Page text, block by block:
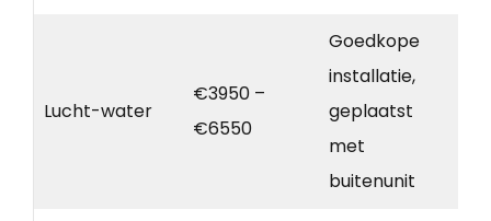
Lucht-water
€3950 –
€6550
Goedkope
installatie,
geplaatst
met
buitenunit